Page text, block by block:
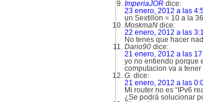
ImperiaJOR dice:
23 enero, 2012 a las
un Sextillón = 10 a la
MoskmaN dice:
22 enero, 2012 a las
No tenes que hacer
Dario90 dice:
21 enero, 2012 a las
yo no entiendo porque
computacion va a
G. dice:
21 enero, 2012 a las
Mi router no es “IPv6
¿Se podrá solucionar